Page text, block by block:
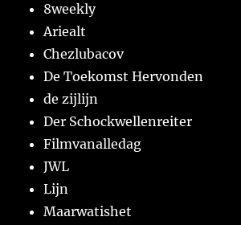
8weekly
Ariealt
Chezlubacov
De Toekomst Hervonden
de zijlijn
Der Schockwellenreiter
Filmvanalledag
JWL
Lijn
Maarwatishet